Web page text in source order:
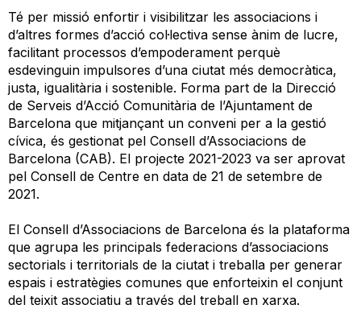
Té per missió enfortir i visibilitzar les associacions i
d’altres formes d’acció col·lectiva sense ànim de lucre,
facilitant processos d’empoderament perquè
esdevinguin impulsores d’una ciutat més democràtica,
justa, igualitària i sostenible. Forma part de la Direcció
de Serveis d’Acció Comunitària de l’Ajuntament de
Barcelona que mitjançant un conveni per a la gestió
cívica, és gestionat pel Consell d’Associacions de
Barcelona (CAB). El projecte 2021-2023 va ser aprovat
pel Consell de Centre en data de 21 de setembre de
2021.
El Consell d’Associacions de Barcelona és la plataforma
que agrupa les principals federacions d’associacions
sectorials i territorials de la ciutat i treballa per generar
espais i estratègies comunes que enforteixin el conjunt
del teixit associatiu a través del treball en xarxa.